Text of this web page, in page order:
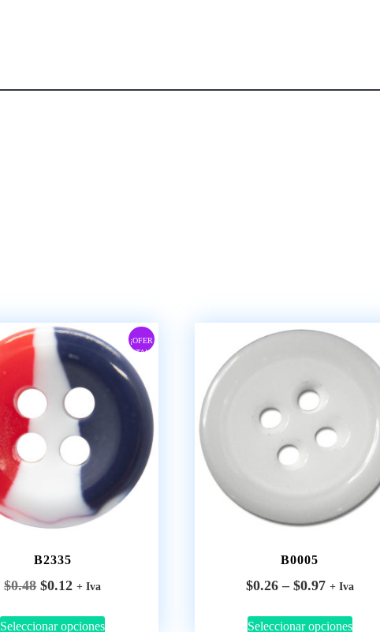
¡OFER
TA!
B2335
$0.48 $0.12 + Iva
Seleccionar opciones
B0005
$0.26 – $0.97 + Iva
Seleccionar opciones